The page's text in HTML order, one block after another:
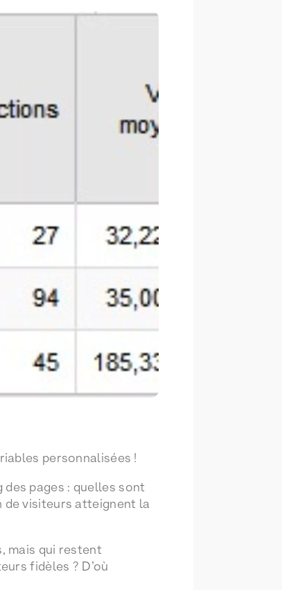
personnalisées !
pages : quelles sont
de visiteurs atteignent la
mais qui restent
fidèles ? D’où